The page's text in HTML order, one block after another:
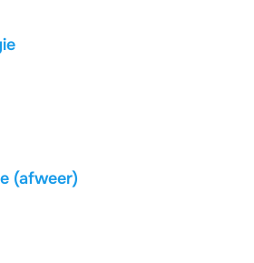
(afweer)